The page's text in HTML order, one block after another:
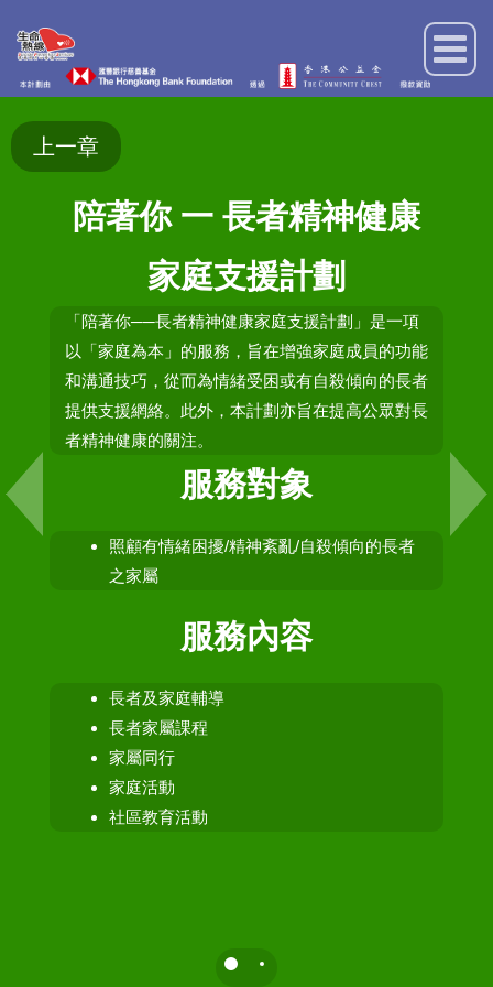
上一章
陪著你 一 長者精神健康
家庭支援計劃
「陪著你──長者精神健康家庭支援計劃」是一項
以「家庭為本」的服務，旨在增強家庭成員的功能
和溝通技巧，從而為情緒受困或有自殺傾向的長者
提供支援網絡。此外，本計劃亦旨在提高公眾對長
者精神健康的關注。
服務對象
照顧有情緒困擾/精神紊亂/自殺傾向的長者
之家屬
服務內容
長者及家庭輔導
長者家屬課程
家屬同行
家庭活動
社區教育活動
Slide 1